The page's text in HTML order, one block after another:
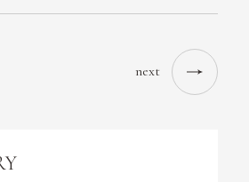
next